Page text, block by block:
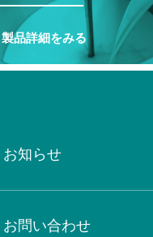
製品詳細をみる
お知らせ
お問い合わせ